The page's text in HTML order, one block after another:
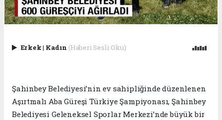
Erkek| Kadın (Haberi Sesli Oku)
Şahinbey Belediyesi’nin ev sahipliğinde düzenlenen
Aşırtmalı Aba Güreşi Türkiye Şampiyonası, Şahinbey
Belediyesi Geleneksel Sporlar Merkezi’nde büyük bir